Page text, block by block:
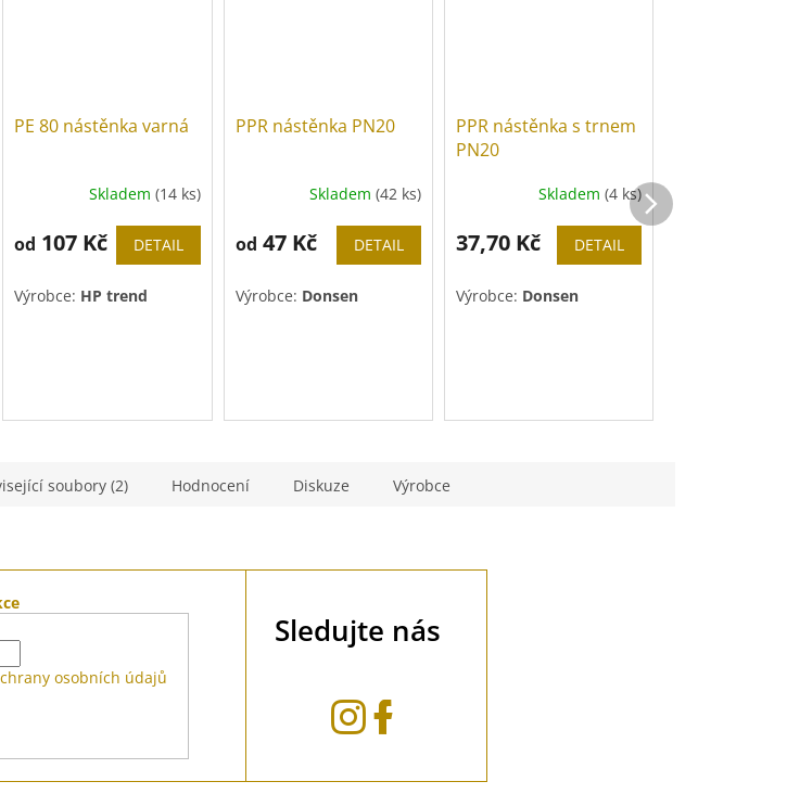
PE 80 nástěnka varná
Skladem (14 ks)
od 107 Kč DETAIL
Výrobce: HP trend
PPR nástěnka PN20
Skladem (42 ks)
od 47 Kč DETAIL
Výrobce: Donsen
PPR nástěnka s trnem
PN20
Skladem (4 ks)
37,70 Kč DETAIL
Výrobce: Donsen
soubory (2) Hodnocení Diskuze Výrobce
osobních údajů
Sledujte nás